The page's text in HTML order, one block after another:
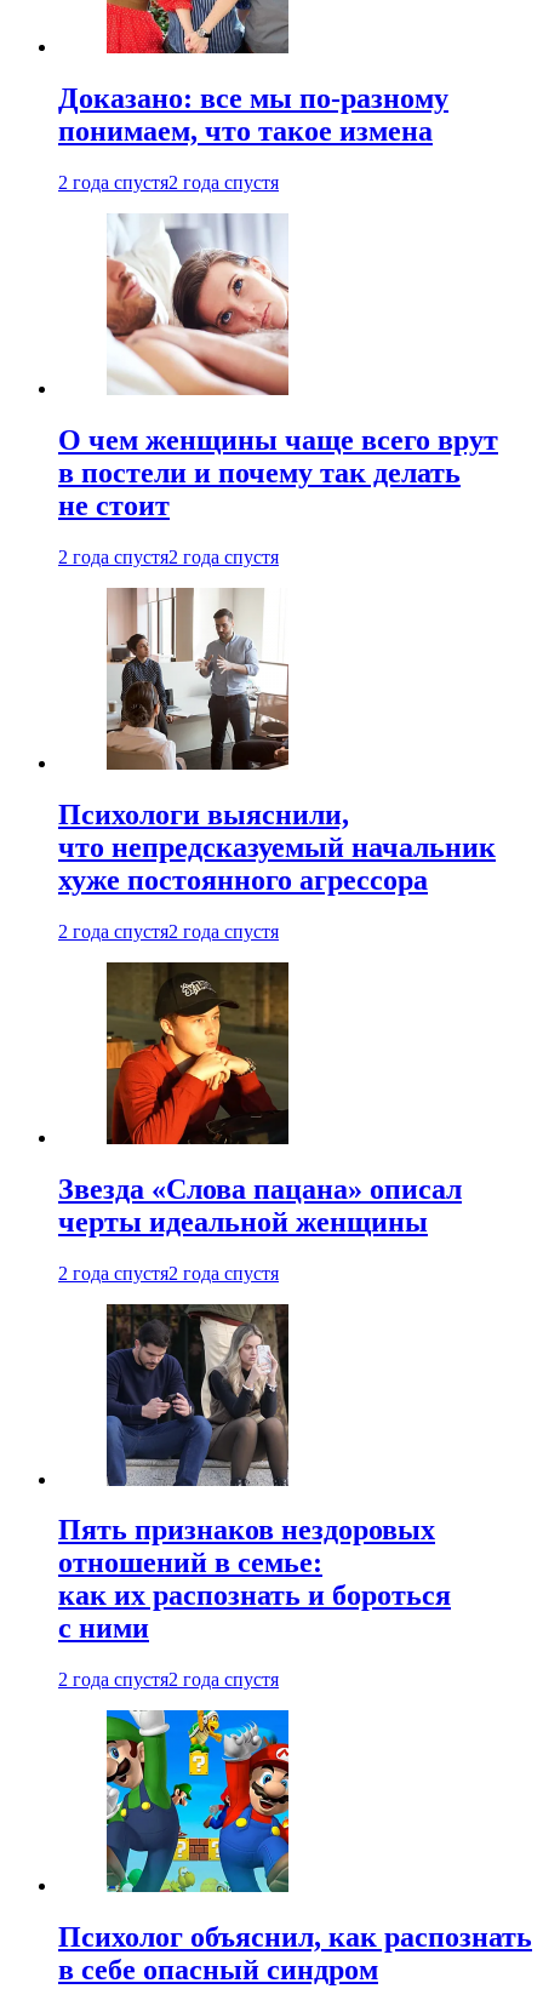
Доказано: все мы по-разному
понимаем, что такое измена
2 года спустя2 года спустя
О чем женщины чаще всего врут
в постели и почему так делать
не стоит
2 года спустя2 года спустя
Психологи выяснили,
что непредсказуемый начальник
хуже постоянного агрессора
2 года спустя2 года спустя
Звезда «Слова пацана» описал
черты идеальной женщины
2 года спустя2 года спустя
Пять признаков нездоровых
отношений в семье:
как их распознать и бороться
с ними
2 года спустя2 года спустя
Психолог объяснил, как распознать
в себе опасный синдром